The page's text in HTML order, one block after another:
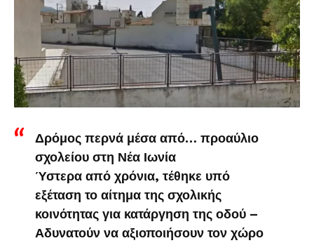
Δρόμος περνά μέσα από… προαύλιο
σχολείου στη Νέα Ιωνία
Ύστερα από χρόνια, τέθηκε υπό
εξέταση το αίτημα της σχολικής
κοινότητας για κατάργηση της οδού –
Αδυνατούν να αξιοποιήσουν τον χώρο